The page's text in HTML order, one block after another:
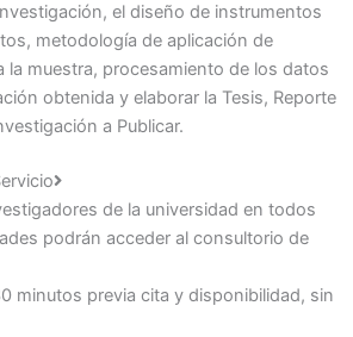
el diseño de instrumentos
metodología de aplicación de
la muestra, procesamiento de los datos
obtenida y elaborar la Tesis, Reporte
a Publicar.
de la universidad en todos
podrán acceder al consultorio de
minutos previa cita y disponibilidad, sin